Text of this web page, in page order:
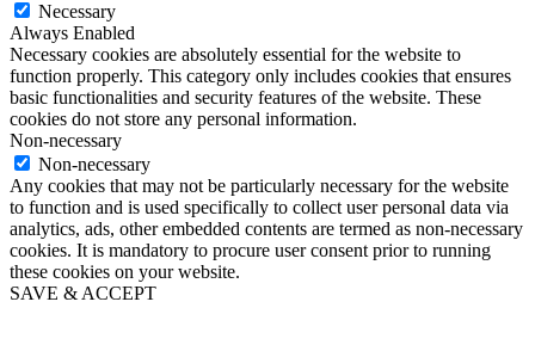
Necessary
Always Enabled
Necessary cookies are absolutely essential for the website to
function properly. This category only includes cookies that ensures
basic functionalities and security features of the website. These
cookies do not store any personal information.
Non-necessary
Non-necessary
Any cookies that may not be particularly necessary for the website
to function and is used specifically to collect user personal data via
analytics, ads, other embedded contents are termed as non-necessary
cookies. It is mandatory to procure user consent prior to running
these cookies on your website.
SAVE & ACCEPT